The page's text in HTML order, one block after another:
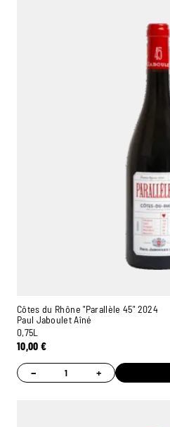
Côtes du Rhône "Parallèle 45" 2024
Paul Jaboulet Aîné
0,75L
10,00€
− +